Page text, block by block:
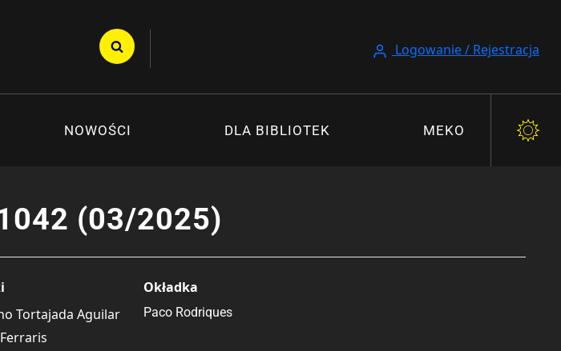
Logowanie / Rejestracja
NOWOŚCI DLA BIBLIOTEK MEKO
(03/2025)
Tortajada Aguilar
Okładka
Paco Rodriques